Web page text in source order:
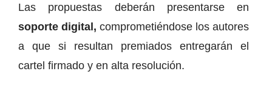
Las propuestas deberán presentarse en
soporte digital, comprometiéndose los autores
a que si resultan premiados entregarán el
cartel firmado y en alta resolución.